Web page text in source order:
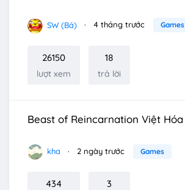
SW (Bá) 4 tháng trước Games
26150
lượt xem
18
trả lời
Beast of Reincarnation Việt Hóa
kha 2 ngày trước Games
434 3